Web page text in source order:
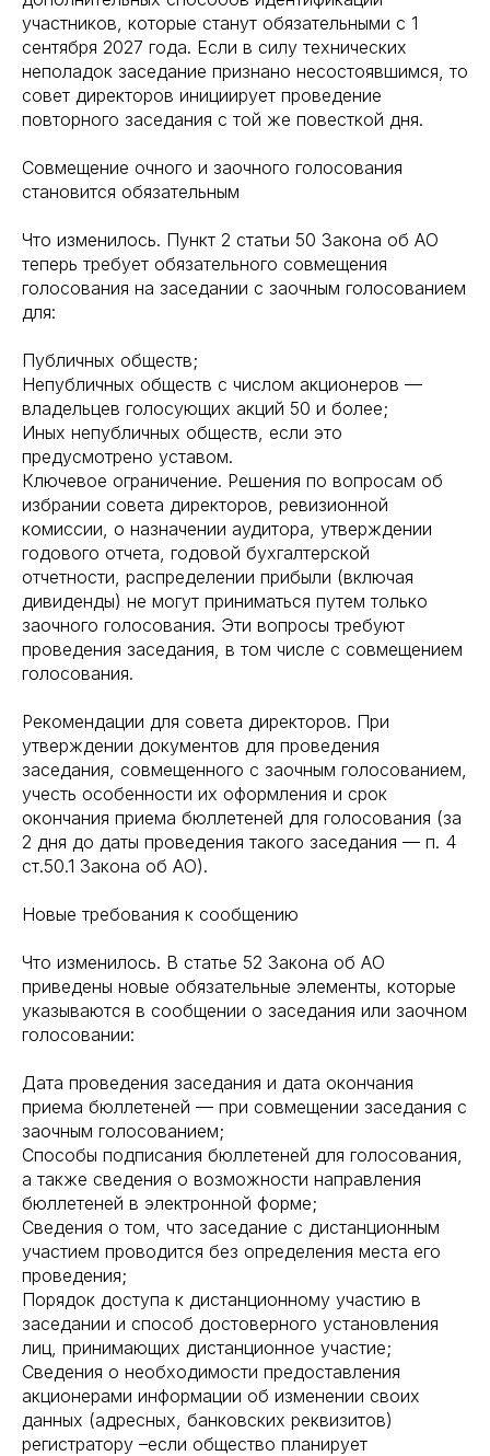
участников, которые станут обязательными с 1
сентября 2027 года. Если в силу технических
неполадок заседание признано несостоявшимся, то
совет директоров инициирует проведение
повторного заседания с той же повесткой дня.
Совмещение очного и заочного голосования
становится обязательным
Что изменилось. Пункт 2 статьи 50 Закона об АО
теперь требует обязательного совмещения
голосования на заседании с заочным голосованием
для:
Публичных обществ;
Непубличных обществ с числом акционеров —
владельцев голосующих акций 50 и более;
Иных непубличных обществ, если это
предусмотрено уставом.
Ключевое ограничение. Решения по вопросам об
избрании совета директоров, ревизионной
комиссии, о назначении аудитора, утверждении
годового отчета, годовой бухгалтерской
отчетности, распределении прибыли (включая
дивиденды) не могут приниматься путем только
заочного голосования. Эти вопросы требуют
проведения заседания, в том числе с совмещением
голосования.
Рекомендации для совета директоров. При
утверждении документов для проведения
заседания, совмещенного с заочным голосованием,
учесть особенности их оформления и срок
окончания приема бюллетеней для голосования (за
2 дня до даты проведения такого заседания — п. 4
ст.50.1 Закона об АО).
Новые требования к сообщению
Что изменилось. В статье 52 Закона об АО
приведены новые обязательные элементы, которые
указываются в сообщении о заседания или заочном
голосовании:
Дата проведения заседания и дата окончания
приема бюллетеней — при совмещении заседания с
заочным голосованием;
Способы подписания бюллетеней для голосования,
а также сведения о возможности направления
бюллетеней в электронной форме;
Сведения о том, что заседание с дистанционным
участием проводится без определения места его
проведения;
Порядок доступа к дистанционному участию в
заседании и способ достоверного установления
лиц, принимающих дистанционное участие;
Сведения о необходимости предоставления
акционерами информации об изменении своих
данных (адресных, банковских реквизитов)
регистратору –если общество планирует